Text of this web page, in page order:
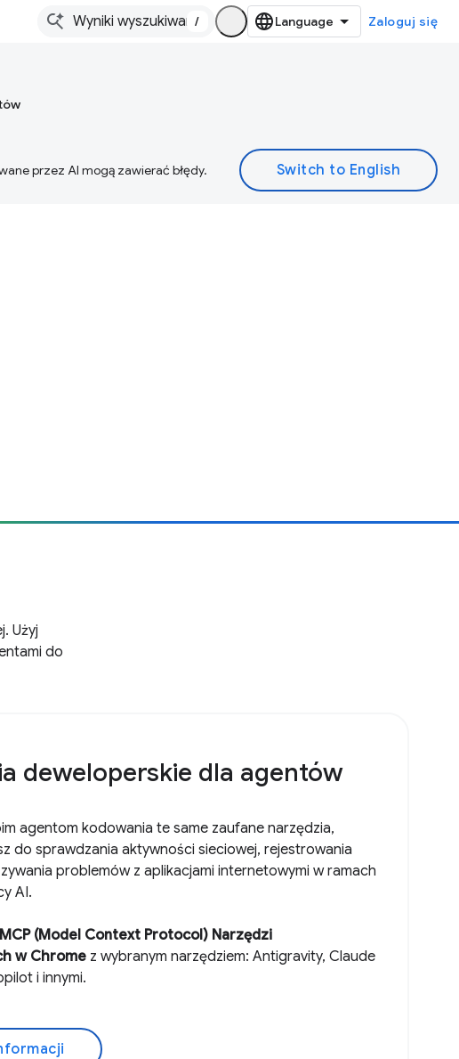
/ Zaloguj się
przez AI mogą zawierać błędy.
Użyj
do
deweloperskie dla agentów
agentom kodowania te same zaufane narzędzia,
do sprawdzania aktywności sieciowej, rejestrowania
problemów z aplikacjami internetowymi w ramach
AI.
MCP (Model Context Protocol) Narzędzi
w Chrome z wybranym narzędziem: Antigravity, Claude
i innymi.